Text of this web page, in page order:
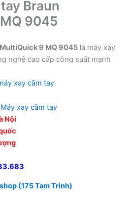
Braun
9045
9 MQ 9045 là máy xay
nghệ cao cấp công suất mạnh
xay cầm tay
Máy xay cầm tay
Nội
(175 Tam Trinh)